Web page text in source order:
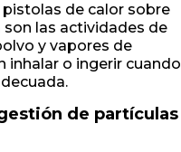
pistolas de calor sobre
las actividades de
y vapores de
inhalar o ingerir cuando
de partículas